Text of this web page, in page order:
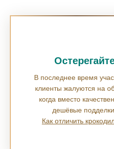
В последнее время
клиенты жалуются на
когда вместо
дешёвые
Как отличить